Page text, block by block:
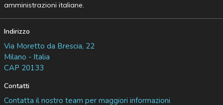
amministrazioni italiane.
Indirizzo
Via Moretto da Brescia, 22
Milano - Italia
CAP 20133
Contatti
Contatta il nostro team per maggiori informazioni